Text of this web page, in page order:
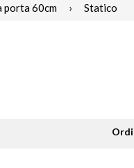
porta 60cm › Statico